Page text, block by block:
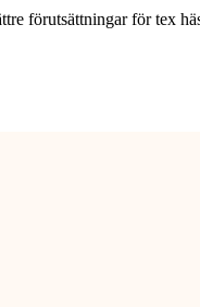
förutsättningar för tex